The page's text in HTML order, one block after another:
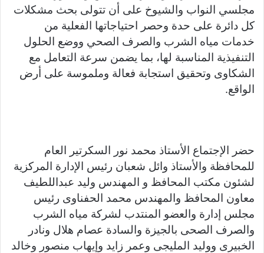
مجلسي النواب والشيوخ على أن تتولى بحث مشكلات
كل دائرة على حدة وحصر احتياجاتها الفعلية من
خدمات مياه الشرب والصرف الصحي ووضع الحلول
التنفيذية المناسبة لها، بما يضمن سرعة التعامل مع
الشكاوى وتحقيق استجابة فعالة وملموسة على أرض
الواقع.
حضر الإجتماع الأستاذ محمد نور السكرتير العام
للمحافظة والأستاذ وائل شعبان رئيس الإدارة المركزية
لشئون مكتب المحافظ و المهندس وليد عبداللطيف
معاون المحافظ والمهندس محمد الحفناوى رئيس
مجلس إدارة والعضو المنتدب لشركة مياه الشرب
والصرف الصحى بالجيزة والسادة عصام هلال ونادر
الخبيرى ووليد المليجى وعمر زايد وإيهاب منصور وخالد